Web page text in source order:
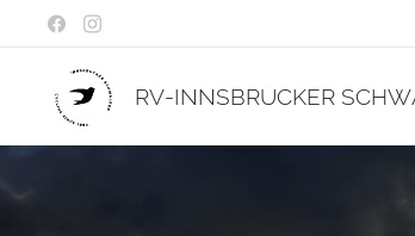
RV-INNSBRUCKER